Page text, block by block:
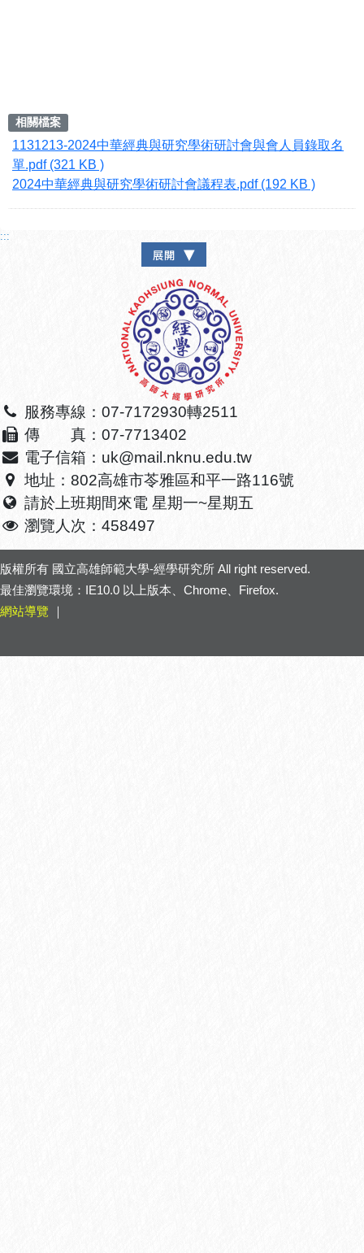
相關檔案
1131213-2024中華經典與研究學術研討會與會人員錄取名
單.pdf (321 KB )
2024中華經典與研究學術研討會議程表.pdf (192 KB )
:::
服務專線：07-7172930轉2511
傳 真：07-7713402
電子信箱：uk@mail.nknu.edu.tw
地址：802高雄市苓雅區和平一路116號
請於上班期間來電 星期一~星期五
瀏覽人次：458497
版權所有 國立高雄師範大學-經學研究所 All right reserved.
最佳瀏覽環境：IE10.0 以上版本、Chrome、Firefox.
網站導覽 ｜